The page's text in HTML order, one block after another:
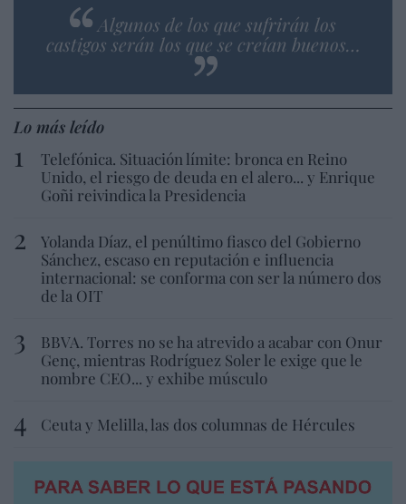
Algunos de los que sufrirán los
castigos serán los que se creían buenos…
Lo más leído
Telefónica. Situación límite: bronca en Reino
Unido, el riesgo de deuda en el alero... y Enrique
Goñi reivindica la Presidencia
Yolanda Díaz, el penúltimo fiasco del Gobierno
Sánchez, escaso en reputación e influencia
internacional: se conforma con ser la número dos
de la OIT
BBVA. Torres no se ha atrevido a acabar con Onur
Genç, mientras Rodríguez Soler le exige que le
nombre CEO... y exhibe músculo
Ceuta y Melilla, las dos columnas de Hércules